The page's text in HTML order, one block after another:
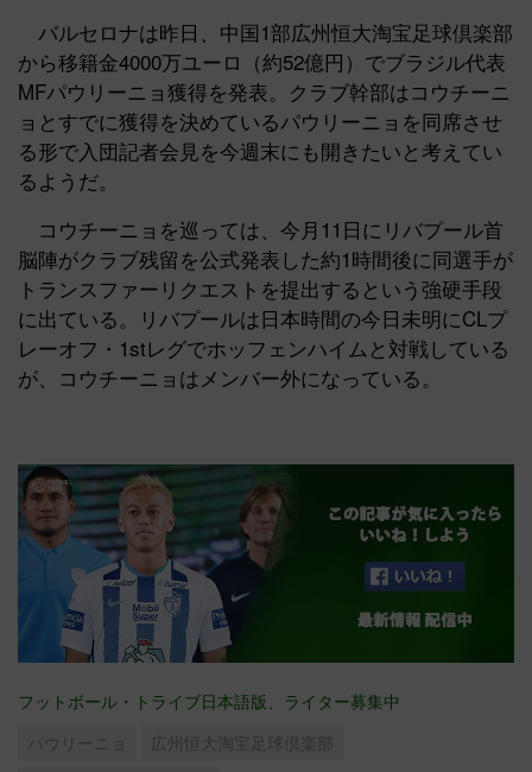
バルセロナは昨日、中国1部広州恒大淘宝足球倶楽部
から移籍金4000万ユーロ（約52億円）でブラジル代表
MFパウリーニョ獲得を発表。クラブ幹部はコウチーニ
ョとすでに獲得を決めているパウリーニョを同席させ
る形で入団記者会見を今週末にも開きたいと考えてい
るようだ。
コウチーニョを巡っては、今月11日にリバプール首
脳陣がクラブ残留を公式発表した約1時間後に同選手が
トランスファーリクエストを提出するという強硬手段
に出ている。リバプールは日本時間の今日未明にCLプ
レーオフ・1stレグでホッフェンハイムと対戦している
が、コウチーニョはメンバー外になっている。
フットボール・トライブ日本語版、ライター募集中
パウリーニョ
広州恒大淘宝足球倶楽部